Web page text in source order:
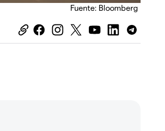
Fuente: Bloomberg